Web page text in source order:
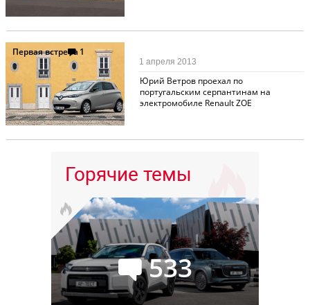
Первая встреча 1
Юрий Ветров проехал по
португальским серпантинам на
электромобиле Renault ZOE
1 апреля 2013
Горячие темы
533